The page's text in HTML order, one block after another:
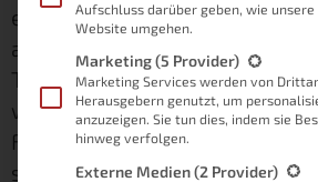
erkennen lässt, hat das
andere Auflösung als dein
Tablet. Ebenso musst du dich
wieder Fragen, ob du wirklich
Funktion in der ioBroker App
schnell wirkt die
Aufschluss darüber geben, wie
Website umgehen.
Marketing(5 Provider)
Marketing Services werden von
Herausgebern genutzt, um
anzuzeigen. Sie tun dies, indem sie
hinweg verfolgen.
Externe Medien(2 Provider)